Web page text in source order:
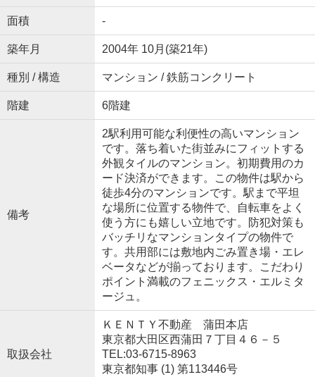
面積 -
築年月 2004年 10月(築21年)
種別 / 構造 マンション / 鉄筋コンクリート
階建 6階建
備考
2駅利用可能な利便性の高いマンション
です。落ち着いた街並みにフィットする
外観タイルのマンション。初期費用のカ
ード決済ができます。この物件は駅から
徒歩4分のマンションです。駅まで平坦
な場所に位置する物件で、自転車をよく
使う方にも嬉しい立地です。防犯対策も
バッチリなマンションタイプの物件で
す。共用部には敷地内ごみ置き場・エレ
ベータなどが揃っております。こだわり
ポイント満載のフェニックス・エルミタ
ージュ。
取扱会社
ＫＥＮＴＹ不動産 蒲田本店
東京都大田区西蒲田７丁目４６－５
TEL:03-6715-8963
東京都知事 (1) 第113446号